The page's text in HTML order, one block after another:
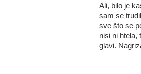
Ali, bilo je
sam se
sve što se
nisi ni htela,
glavi.